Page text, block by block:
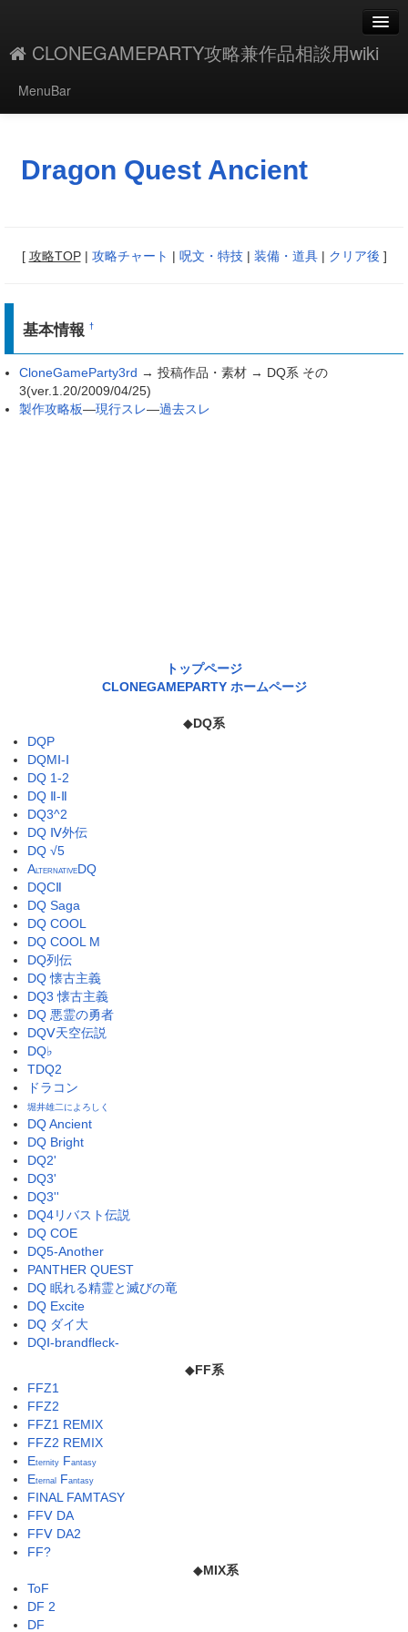
CLONEGAMEPARTY攻略兼作品相談用wiki
MenuBar
添付
Dragon Quest Ancient
[ 攻略TOP| 攻略チャート | 呪文・特技| 装備・道具| クリア後 ]
基本情報†
CloneGameParty3rd → 投稿作品・素材 → DQ系 その
3(ver.1.20/2009/04/25)
製作攻略板―現行スレ―過去スレ
トップページ
CLONEGAMEPARTY ホームページ
◆DQ系
DQP
DQMⅠ-Ⅰ
DQ 1-2
DQ Ⅱ-Ⅱ
DQ3^2
DQ Ⅳ外伝
DQ √5
A LTERNATIVEDQ
DQCⅡ
DQ Saga
DQ COOL
DQ COOL M
DQ列伝
DQ 懐古主義
DQ3 懐古主義
DQ 悪霊の勇者
DQⅤ天空伝説
DQ♭
TDQ2
ドラコン
堀井雄二によろしく
DQ Ancient
DQ Bright
DQ2'
DQ3'
DQ3''
DQ4リバスト伝説
DQ COE
DQ5-Another
PANTHER QUEST
DQ 眠れる精霊と滅びの竜
DQ Excite
DQ ダイ大
DQⅠ-brandfleck-
◆FF系
FFZ1
FFZ2
FFZ1 REMIX
FFZ2 REMIX
Eternity Fantasy
Eternal Fantasy
FINAL FAMTASY
FFⅤ DA
FFⅤ DA2
FF?
◆MIX系
ToF
DF 2
DF